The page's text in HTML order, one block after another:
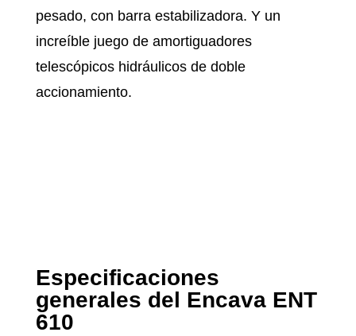
pesado, con barra estabilizadora. Y un
increíble juego de amortiguadores
telescópicos hidráulicos de doble
accionamiento.
Especificaciones
generales del Encava ENT
610